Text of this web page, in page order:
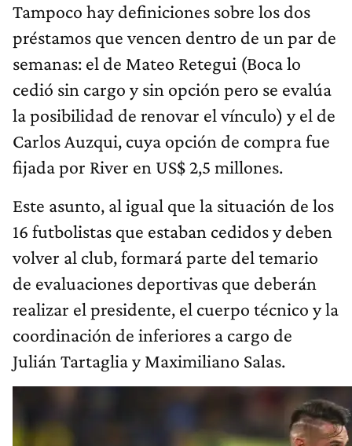
Tampoco hay definiciones sobre los dos
préstamos que vencen dentro de un par de
semanas: el de Mateo Retegui (Boca lo
cedió sin cargo y sin opción pero se evalúa
la posibilidad de renovar el vínculo) y el de
Carlos Auzqui, cuya opción de compra fue
fijada por River en US$ 2,5 millones.
Este asunto, al igual que la situación de los
16 futbolistas que estaban cedidos y deben
volver al club, formará parte del temario
de evaluaciones deportivas que deberán
realizar el presidente, el cuerpo técnico y la
coordinación de inferiores a cargo de
Julián Tartaglia y Maximiliano Salas.